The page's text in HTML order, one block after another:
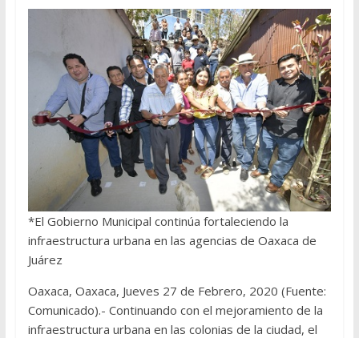
*El Gobierno Municipal continúa fortaleciendo la
infraestructura urbana en las agencias de Oaxaca de
Juárez
Oaxaca, Oaxaca, Jueves 27 de Febrero, 2020 (Fuente:
Comunicado).- Continuando con el mejoramiento de la
infraestructura urbana en las colonias de la ciudad, el